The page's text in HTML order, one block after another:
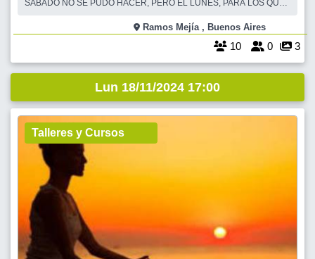
SABADO NO SE PUDO HACER, PERO EL LUNES, PARA LOS QUE
CAMINATA UN LUNES FERIADO. HERMOSOS DIAS PARA UNA
CAMINATA EN COMPAÑÍA, CHARLANDO Y EJERCITANDO AL
Ramos Mejía , Buenos Aires
10 0 3
Lun 18/11/2024 17:00
Talleres y Cursos